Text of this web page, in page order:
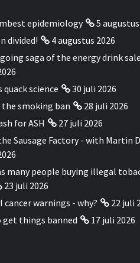
epidemiology
5
divided!
4 augustus 2026
saga of the energy drink
quack science
30 juli 2026
the smoking ban
28 juli 2026
for ASH
27 juli 2026
Sausage Factory - with Martin
many people buying illegal
23 juli 2026
cancer warnings - why?
22 juli
get things banned
17 juli 2026